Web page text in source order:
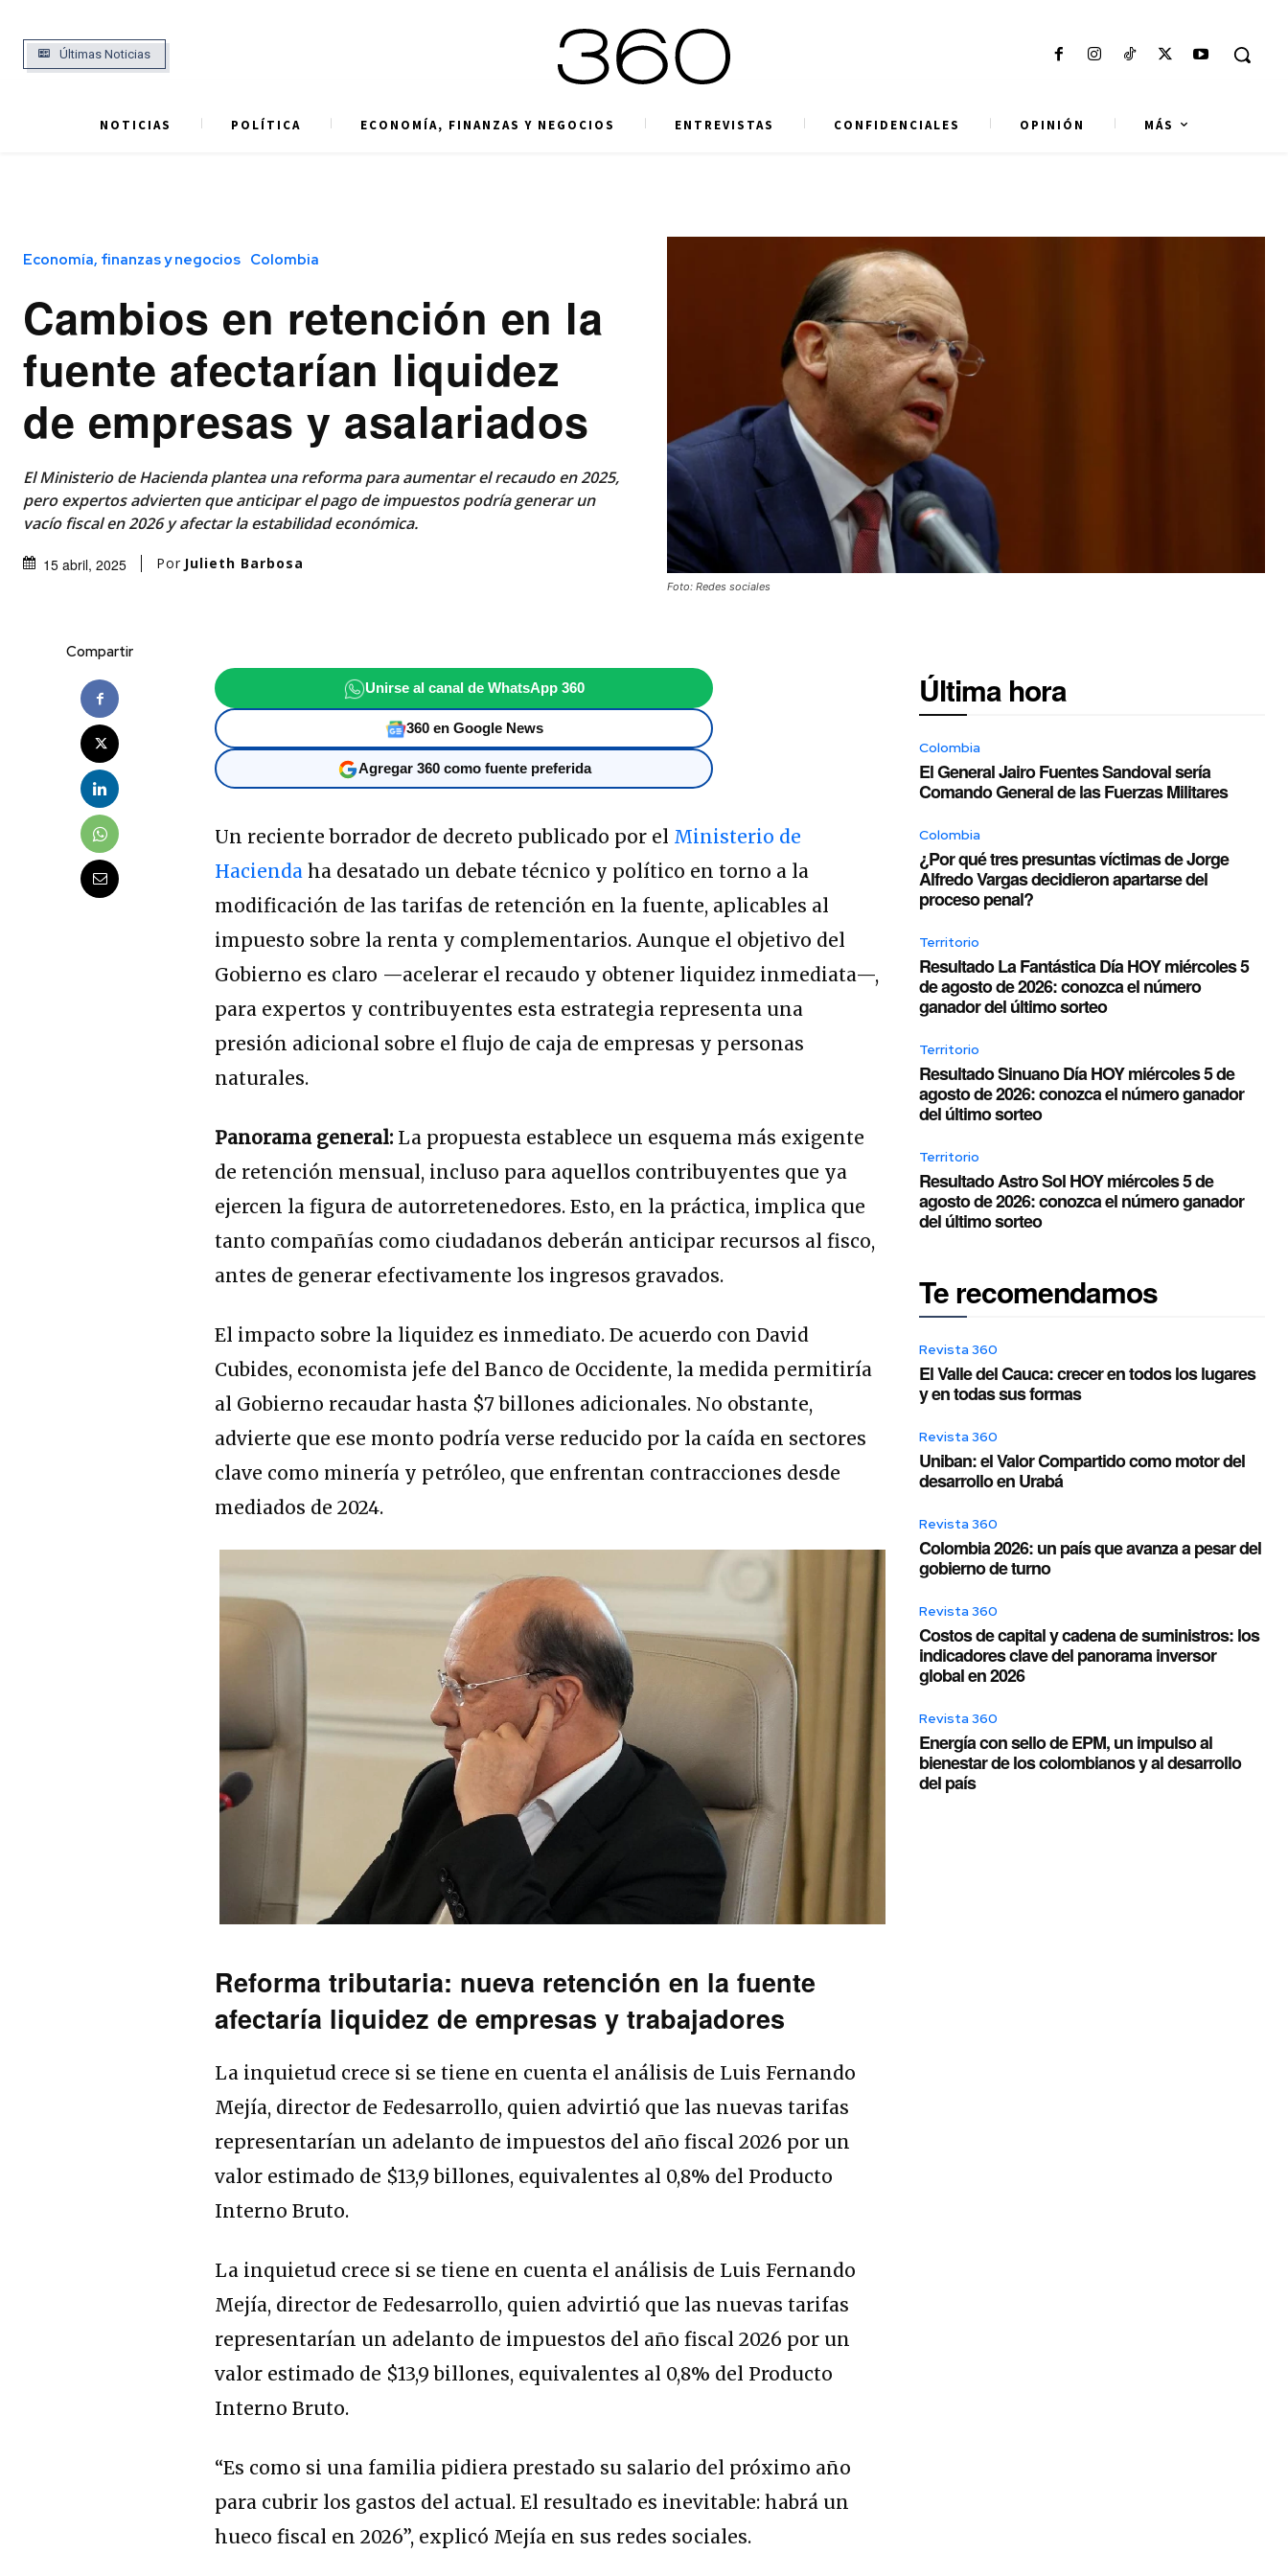
Últimas Noticias
NOTICIAS POLÍTICA ECONOMÍA, FINANZAS Y NEGOCIOS ENTREVISTAS CONFIDENCIALES OPINIÓN MÁS
Economía, finanzas y negocios Colombia
Cambios en retención en la
fuente afectarían liquidez
de empresas y asalariados
El Ministerio de Hacienda plantea una reforma para aumentar el recaudo en 2025,
pero expertos advierten que anticipar el pago de impuestos podría generar un
vacío fiscal en 2026 y afectar la estabilidad económica.
15 abril, 2025 Por Julieth Barbosa
Foto: Redes sociales
Compartir
Unirse al canal de WhatsApp 360
360 en Google News
Agregar 360 como fuente preferida
Un reciente borrador de decreto publicado por el Ministerio de
Hacienda ha desatado un debate técnico y político en torno a la
modificación de las tarifas de retención en la fuente, aplicables al
impuesto sobre la renta y complementarios. Aunque el objetivo del
Gobierno es claro —acelerar el recaudo y obtener liquidez inmediata—,
para expertos y contribuyentes esta estrategia representa una
presión adicional sobre el flujo de caja de empresas y personas
naturales.
Panorama general: La propuesta establece un esquema más exigente
de retención mensual, incluso para aquellos contribuyentes que ya
ejercen la figura de autorretenedores. Esto, en la práctica, implica que
tanto compañías como ciudadanos deberán anticipar recursos al fisco,
antes de generar efectivamente los ingresos gravados.
El impacto sobre la liquidez es inmediato. De acuerdo con David
Cubides, economista jefe del Banco de Occidente, la medida permitiría
al Gobierno recaudar hasta $7 billones adicionales. No obstante,
advierte que ese monto podría verse reducido por la caída en sectores
clave como minería y petróleo, que enfrentan contracciones desde
mediados de 2024.
Reforma tributaria: nueva retención en la fuente
afectaría liquidez de empresas y trabajadores
La inquietud crece si se tiene en cuenta el análisis de Luis Fernando
Mejía, director de Fedesarrollo, quien advirtió que las nuevas tarifas
representarían un adelanto de impuestos del año fiscal 2026 por un
valor estimado de $13,9 billones, equivalentes al 0,8% del Producto
Interno Bruto.
La inquietud crece si se tiene en cuenta el análisis de Luis Fernando
Mejía, director de Fedesarrollo, quien advirtió que las nuevas tarifas
representarían un adelanto de impuestos del año fiscal 2026 por un
valor estimado de $13,9 billones, equivalentes al 0,8% del Producto
Interno Bruto.
“Es como si una familia pidiera prestado su salario del próximo año
para cubrir los gastos del actual. El resultado es inevitable: habrá un
hueco fiscal en 2026”, explicó Mejía en sus redes sociales.
Última hora
Colombia
El General Jairo Fuentes Sandoval sería
Comando General de las Fuerzas Militares
Colombia
¿Por qué tres presuntas víctimas de Jorge
Alfredo Vargas decidieron apartarse del
proceso penal?
Territorio
Resultado La Fantástica Día HOY miércoles 5
de agosto de 2026: conozca el número
ganador del último sorteo
Territorio
Resultado Sinuano Día HOY miércoles 5 de
agosto de 2026: conozca el número ganador
del último sorteo
Territorio
Resultado Astro Sol HOY miércoles 5 de
agosto de 2026: conozca el número ganador
del último sorteo
Te recomendamos
Revista 360
El Valle del Cauca: crecer en todos los lugares
y en todas sus formas
Revista 360
Uniban: el Valor Compartido como motor del
desarrollo en Urabá
Revista 360
Colombia 2026: un país que avanza a pesar del
gobierno de turno
Revista 360
Costos de capital y cadena de suministros: los
indicadores clave del panorama inversor
global en 2026
Revista 360
Energía con sello de EPM, un impulso al
bienestar de los colombianos y al desarrollo
del país